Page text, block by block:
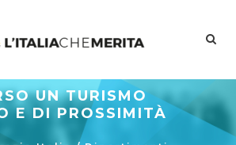
UN TURISMO
E DI PROSSIMITÀ